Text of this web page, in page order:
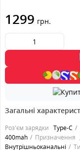
1299 грн.
Загальні
Роз'єм зарядки Type-C
400mah
Призначення
Внутрішньоканальні